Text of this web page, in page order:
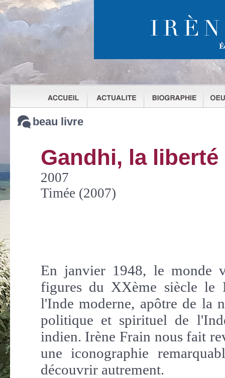
beau livre
Gandhi, la liberté
2007
Timée (2007)
En janvier 1948, le monde
figures du XXème siècle le
l'Inde moderne, apôtre de la
politique et spirituel de
indien. Irène Frain nous fait
une iconographie
découvrir autrement.